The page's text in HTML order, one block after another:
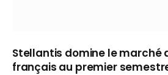
Stellantis domine le marché
français au premier